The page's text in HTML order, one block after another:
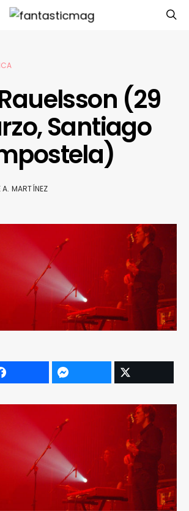
(29
Santiago
A. MARTÍNEZ